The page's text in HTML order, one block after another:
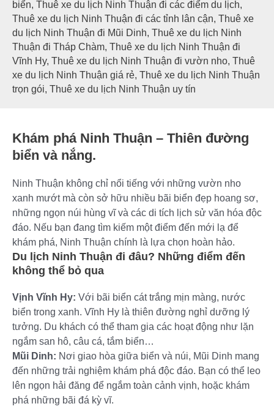
biển, Thuê xe du lịch Ninh Thuận đi các điểm du lịch,
Thuê xe du lịch Ninh Thuận đi các tỉnh lân cận, Thuê xe
du lịch Ninh Thuận đi Mũi Dinh, Thuê xe du lịch Ninh
Thuận đi Tháp Chàm, Thuê xe du lịch Ninh Thuận đi
Vĩnh Hy, Thuê xe du lịch Ninh Thuận đi vườn nho, Thuê
xe du lịch Ninh Thuận giá rẻ, Thuê xe du lịch Ninh Thuận
trọn gói, Thuê xe du lịch Ninh Thuận uy tín
Khám phá Ninh Thuận – Thiên đường
biển và nắng.
Ninh Thuận không chỉ nổi tiếng với những vườn nho
xanh mướt mà còn sở hữu nhiều bãi biển đẹp hoang sơ,
những ngọn núi hùng vĩ và các di tích lịch sử văn hóa độc
đáo. Nếu bạn đang tìm kiếm một điểm đến mới lạ để
khám phá, Ninh Thuận chính là lựa chọn hoàn hảo.
Du lịch Ninh Thuận đi đâu? Những điểm đến
không thể bỏ qua
Vịnh Vĩnh Hy: Với bãi biển cát trắng mịn màng, nước
biển trong xanh. Vĩnh Hy là thiên đường nghỉ dưỡng lý
tưởng. Du khách có thể tham gia các hoạt động như lặn
ngắm san hô, câu cá, tắm biển…
Mũi Dinh: Nơi giao hòa giữa biển và núi, Mũi Dinh mang
đến những trải nghiệm khám phá độc đáo. Bạn có thể leo
lên ngọn hải đăng để ngắm toàn cảnh vịnh, hoặc khám
phá những bãi đá kỳ vĩ.